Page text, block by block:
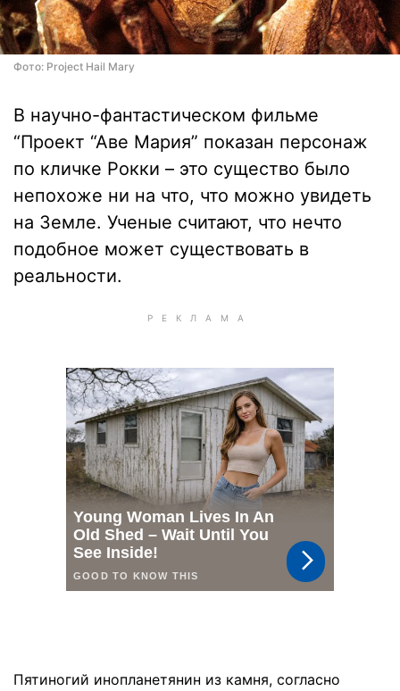
Фото: Project Hail Mary
В научно-фантастическом фильме
“Проект “Аве Мария” показан персонаж
по кличке Рокки – это существо было
непохоже ни на что, что можно увидеть
на Земле. Ученые считают, что нечто
подобное может существовать в
реальности.
Пятиногий инопланетянин из камня, согласно